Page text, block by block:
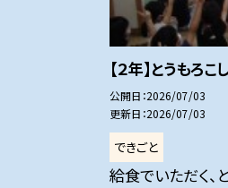
【２年】とうもろ
公開日 2026/07/03
更新日 2026/07/03
できごと
給食でいただく、